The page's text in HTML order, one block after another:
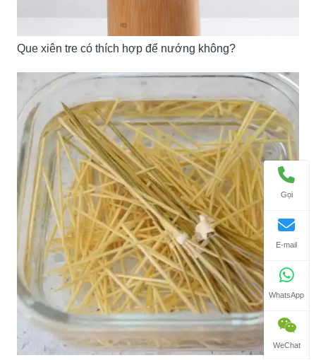
Que xiên tre có thích hợp để nướng không?
Gọi
E-mail
WhatsApp
WeChat